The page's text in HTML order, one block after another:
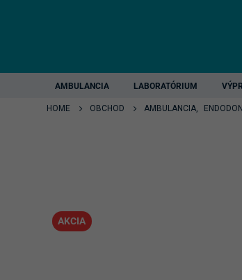
AMBULANCIA LABORATÓRIUM
HOME OBCHOD AMBULANCIA,
AKCIA